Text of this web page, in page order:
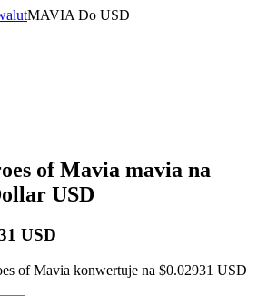
na USDT
MAVIA Do USD
of Mavia mavia na
USD
USD
of Mavia konwertuje na $0.02931 USD